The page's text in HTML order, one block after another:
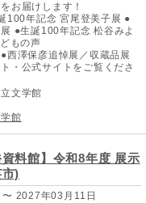
お届けします！
100年記念 宮尾登美子展 ●
●生誕100年記念 松谷みよ
もの声
西澤保彦追悼展／収蔵品展
・公式サイトをご覧くださ
文学館
館
資料館】令和8年度 展示
)
2027年03月11日